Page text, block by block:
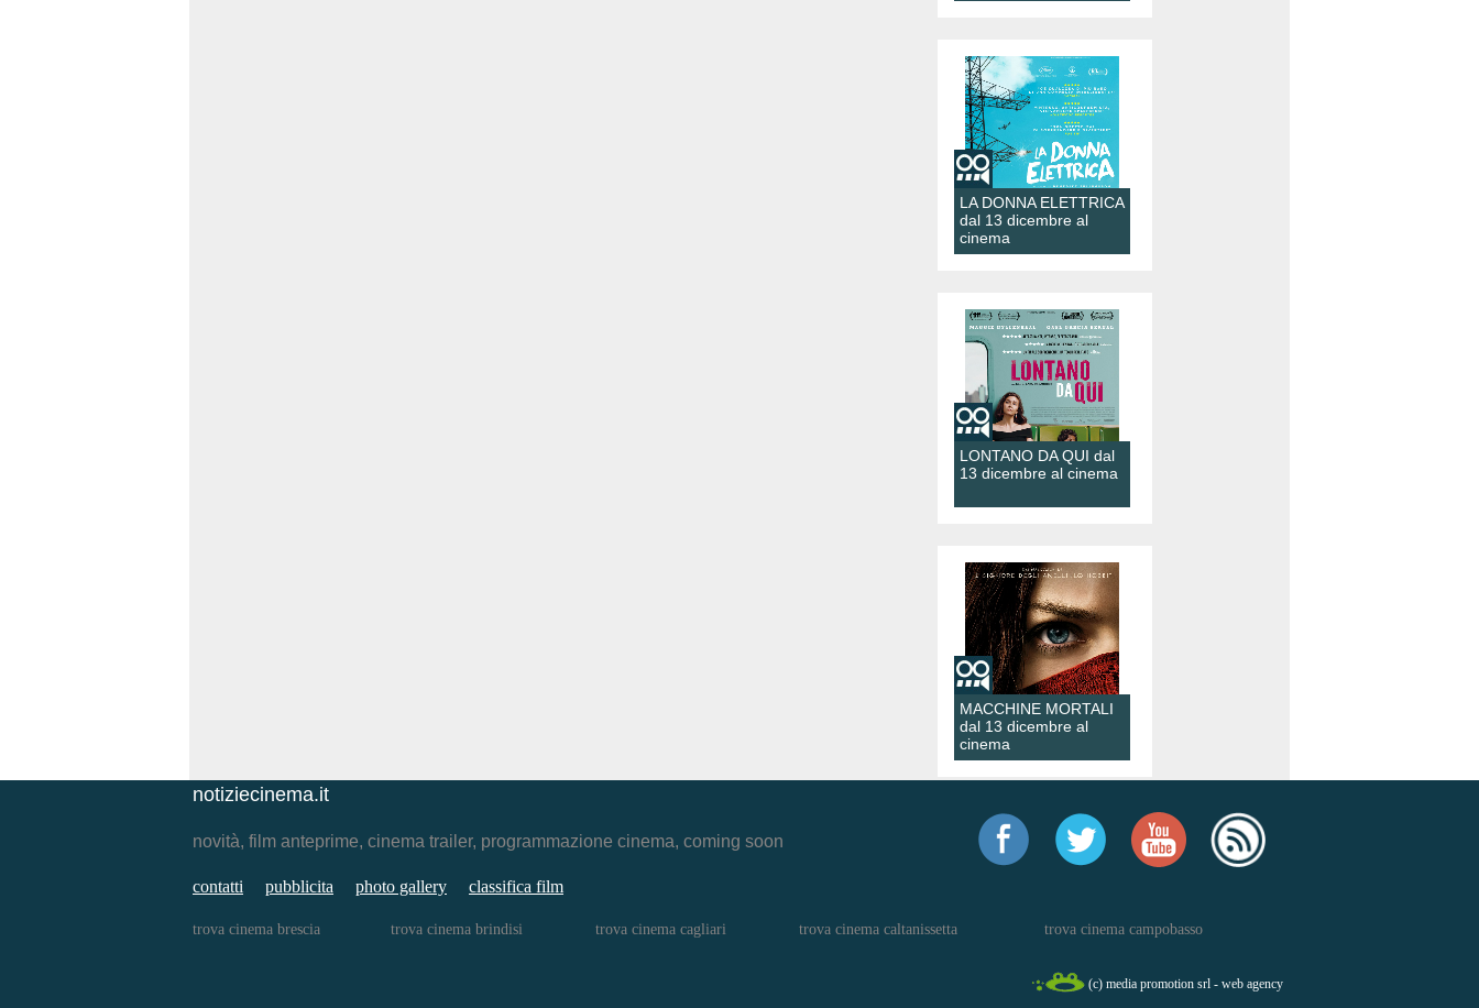
LA DONNA ELETTRICA
dal 13 dicembre al
cinema
LONTANO DA QUI dal
13 dicembre al cinema
MACCHINE MORTALI
dal 13 dicembre al
cinema
notiziecinema.it
novità, film anteprime, cinema trailer, programmazione cinema, coming soon
contatti pubblicita photo gallery classifica film
trova cinema brescia trova cinema brindisi trova cinema cagliari trova cinema caltanissetta trova cinema campobasso
(c) media promotion srl - web agency